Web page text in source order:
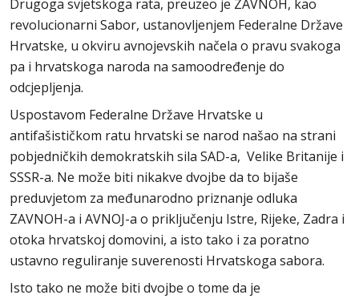
Drugoga svjetskoga rata, preuzeo je ZAVNOH, kao
revolucionarni Sabor, ustanovljenjem Federalne Države
Hrvatske, u okviru avnojevskih načela o pravu svakoga
pa i hrvatskoga naroda na samoodređenje do
odcjepljenja.
Uspostavom Federalne Države Hrvatske u
antifašističkom ratu hrvatski se narod našao na strani
pobjedničkih demokratskih sila SAD-a, Velike Britanije i
SSSR-a. Ne može biti nikakve dvojbe da to bijaše
preduvjetom za međunarodno priznanje odluka
ZAVNOH-a i AVNOJ-a o priključenju Istre, Rijeke, Zadra i
otoka hrvatskoj domovini, a isto tako i za poratno
ustavno reguliranje suverenosti Hrvatskoga sabora.
Isto tako ne može biti dvojbe o tome da je